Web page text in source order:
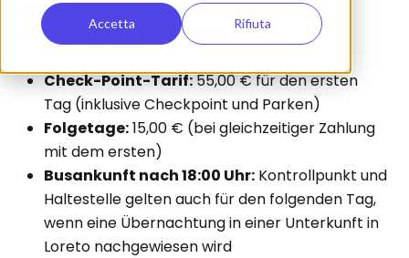
Accetta Rifiuta
die Beherbergungsbetriebe angrenzenden
Bereiche, gebührenpflichtig.
Check-Point-Tarif:55,00 € für den ersten
Tag (inklusive Checkpoint und Parken)
Folgetage:15,00 € (bei gleichzeitiger Zahlung
mit dem ersten)
Busankunft nach 18:00 Uhr: Kontrollpunkt und
Haltestelle gelten auch für den folgenden Tag,
wenn eine Übernachtung in einer Unterkunft in
Loreto nachgewiesen wird